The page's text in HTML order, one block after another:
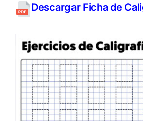
Descargar Ficha de